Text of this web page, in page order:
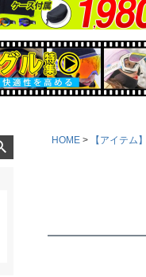
HOME 【アイテム】